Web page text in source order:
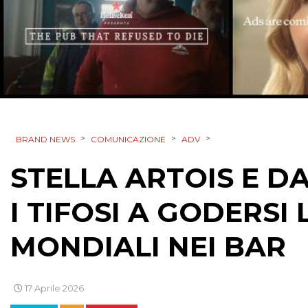
BRAND NEWS > COMUNICAZIONE > ADV >
STELLA ARTOIS E
I TIFOSI A GODERSI
MONDIALI NEI BAR
17 Aprile 2026